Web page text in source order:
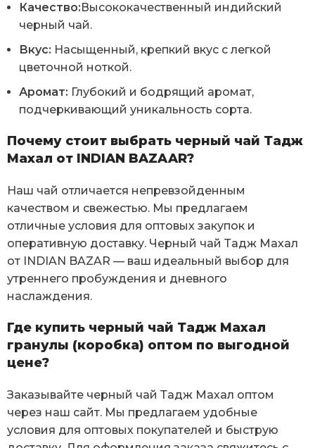
Качество:Высококачественный индийский
черный чай.
Вкус: Насыщенный, крепкий вкус с легкой
цветочной ноткой.
Аромат: Глубокий и бодрящий аромат,
подчеркивающий уникальность сорта.
Почему стоит выбрать черный чай Тадж
Махал от INDIAN BAZAAR?
Наш чай отличается непревзойденным
качеством и свежестью. Мы предлагаем
отличные условия для оптовых закупок и
оперативную доставку. Черный чай Тадж Махал
от INDIAN BAZAR — ваш идеальный выбор для
утреннего пробуждения и дневного
наслаждения.
Где купить черный чай Тадж Махал
гранулы (коробка) оптом по выгодной
цене?
Заказывайте черный чай Тадж Махал оптом
через наш сайт. Мы предлагаем удобные
условия для оптовых покупателей и быструю